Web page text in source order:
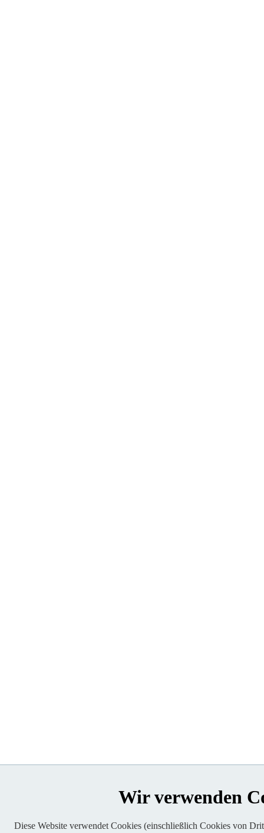
Wir verwenden
Diese Website verwendet Cookies (einschließlich Cookies von